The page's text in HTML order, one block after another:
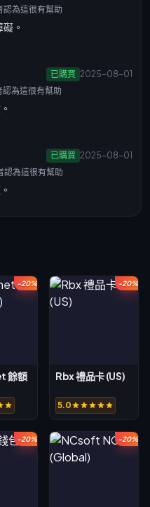
認為這很有幫助
。
已購買 2025-08-01
為這很有幫助
已購買 2025-08-01
認為這很有幫助
-20%
餘額
-20%
Rbx 禮品卡 (US)
5.0
-20% -20%